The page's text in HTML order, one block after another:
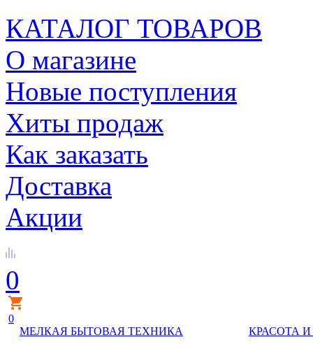
КАТАЛОГ ТОВАРОВ
О магазине
Новые поступления
Хиты продаж
Как заказать
Доставка
Акции
0
0
МЕЛКАЯ БЫТОВАЯ ТЕХНИКА
КРАСОТА И